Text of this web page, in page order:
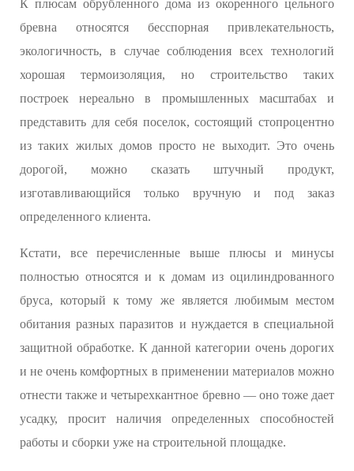
К плюсам обрубленного дома из окоренного цельного
бревна относятся бесспорная привлекательность,
экологичность, в случае соблюдения всех технологий
хорошая термоизоляция, но строительство таких
построек нереально в промышленных масштабах и
представить для себя поселок, состоящий стопроцентно
из таких жилых домов просто не выходит. Это очень
дорогой, можно сказать штучный продукт,
изготавливающийся только вручную и под заказ
определенного клиента.
Кстати, все перечисленные выше плюсы и минусы
полностью относятся и к домам из оцилиндрованного
бруса, который к тому же является любимым местом
обитания разных паразитов и нуждается в специальной
защитной обработке. К данной категории очень дорогих
и не очень комфортных в применении материалов можно
отнести также и четырехкантное бревно — оно тоже дает
усадку, просит наличия определенных способностей
работы и сборки уже на строительной площадке.